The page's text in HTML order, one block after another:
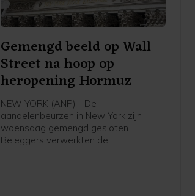
Gemengd beeld op Wall
Street na hoop op
heropening Hormuz
NEW YORK (ANP) - De
aandelenbeurzen in New York zijn
woensdag gemengd gesloten.
Beleggers verwerkten de